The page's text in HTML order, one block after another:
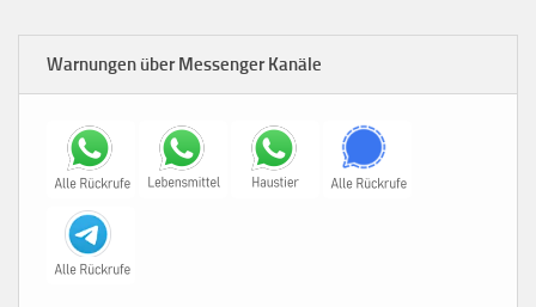
Warnungen über Messenger Kanäle